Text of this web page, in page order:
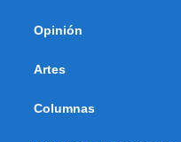
Opinión
Artes
Columnas